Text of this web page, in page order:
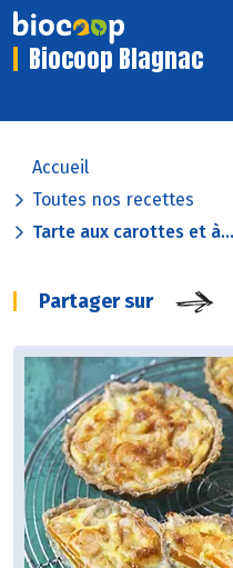
Biocoop Blagnac
Accueil
Toutes nos recettes
Tarte aux carottes et à...
Partager sur